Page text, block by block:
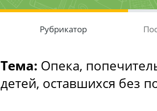
Рубрикатор
Тема: Опека,
детей, оставшихся без